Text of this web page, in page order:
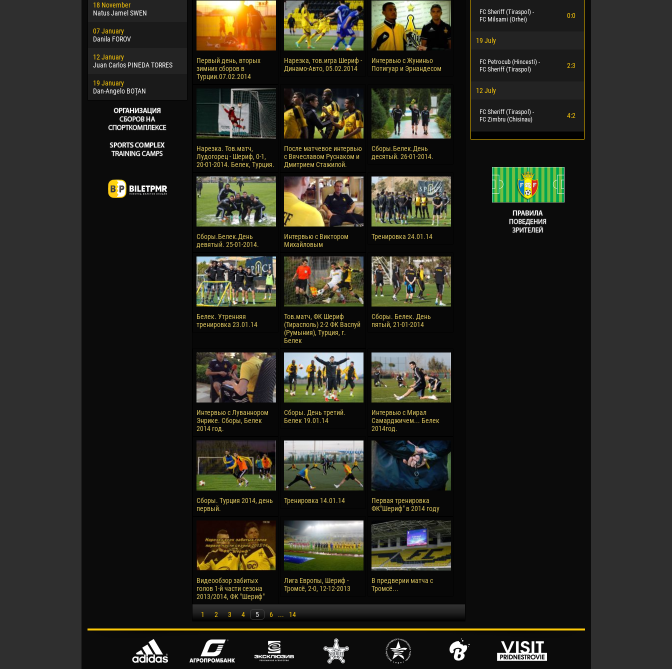
18 November
Natus Jamel SWEN
07 January
Danila FOROV
12 January
Juan Carlos PINEDA TORRES
19 January
Dan-Angelo BOȚAN
Jayder Moreno ASPRILLA
Samba KONÉ
26 March
Vitor Hugo Morais de OLIVEIRA
28 March
Raí LOPES DE OLIVEIRA
Victor CIUMAȘU
28 June
Soumaila MAGASSOUBA
10 July
Первый день, вторых
зимних сборов в
Турции.07.02.2014
Нарезка, тов.игра Шериф -
Динамо-Авто, 05.02.2014
Интервью с Жуниньо
Потигуар и Эрнандесом
Нарезка. Тов.матч,
Лудогорец - Шериф, 0-1,
20-01-2014. Белек, Турция.
После матчевое интервью
с Вячеславом Руснаком и
Дмитрием Стажилой.
Сборы.Белек.День
десятый. 26-01-2014.
Сборы.Белек.День
девятый. 25-01-2014.
Интервью с Виктором
Михайловым
Тренировка 24.01.14
Белек. Утренняя
тренировка 23.01.14
Тов.матч, ФК Шериф
(Тирасполь) 2-2 ФК Васлуй
(Румыния), Турция, г.
Белек
Сборы. Белек. День
пятый, 21-01-2014
Интервью с Луваннором
Энрике. Сборы, Белек
2014 год.
Сборы. День третий.
Белек 19.01.14
Интервью с Мирал
Самарджичем... Белек
2014год.
Сборы. Турция 2014, день
первый.
Тренировка 14.01.14
Первая тренировка
ФК"Шериф" в 2014 году
Видеообзор забитых
голов 1-й части сезона
2013/2014, ФК "Шериф"
Лига Европы, Шериф -
Тромсё, 2-0, 12-12-2013
В предверии матча с
Тромсё...
1 2 3 4 5 6 ... 14
FC Sheriff (Tiraspol) -
FC Milsami (Orhei)
0:0
19 July
FC Petrocub (Hincesti) -
FC Sheriff (Tiraspol)
2:3
12 July
FC Sheriff (Tiraspol) -
FC Zimbru (Chisinau)
4:2